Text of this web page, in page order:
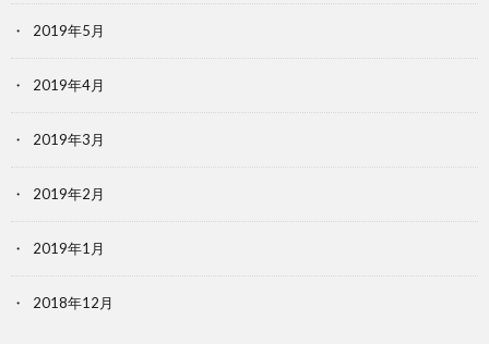
2019年5月
2019年4月
2019年3月
2019年2月
2019年1月
2018年12月